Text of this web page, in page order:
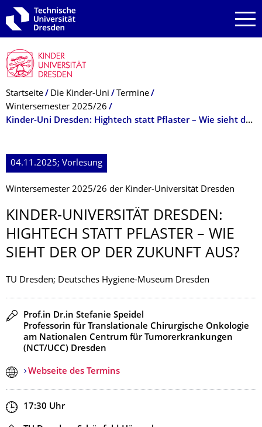
Zur Hauptnavigation springen
Zur Suche springen
Zum Inhalt springen
Breadcrumb-Menü
Startseite Die Kinder-Uni
Termine
Wintersemester 2025/26
Kinder-Uni Dresden: Hightech statt Pflaster – Wie sieht der OP der Zukunft aus?
04.11.2025; Vorlesung
Wintersemester 2025/26 der Kinder-Universität Dresden
KINDER-UNIVERSITÄT DRESDEN:
HIGHTECH STATT PFLASTER – WIE
SIEHT DER OP DER ZUKUNFT AUS?
TU Dresden; Deutsches Hygiene-Museum Dresden
Redner
Prof.in Dr.in Stefanie Speidel
Professorin für Translationale Chirurgische Onkologie
am Nationalen Centrum für Tumorerkrankungen
(NCT/UCC) Dresden
Webseite des Termins
Zeit
17:30 Uhr